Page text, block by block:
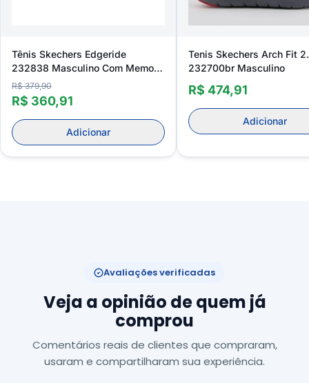
Tênis Skechers Edgeride
232838 Masculino Com Memory
Foam Para Caminhada
R$ 379,90
R$ 360,91
Adicionar
Tenis Skechers Arch Fit
232700br Masculino
R$ 474,91
Adicionar
Avaliações verificadas
Veja a opinião de quem já
comprou
Comentários reais de clientes que compraram,
usaram e compartilharam sua experiência.